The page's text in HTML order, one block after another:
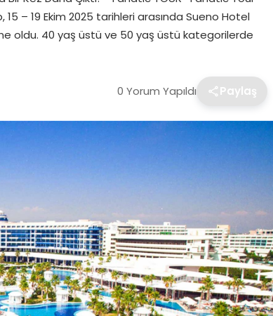
– 19 Ekim 2025 tarihleri arasında Sueno Hotel
oldu. 40 yaş üstü ve 50 yaş üstü kategorilerde
0 Yorum Yapıldı Paylaş